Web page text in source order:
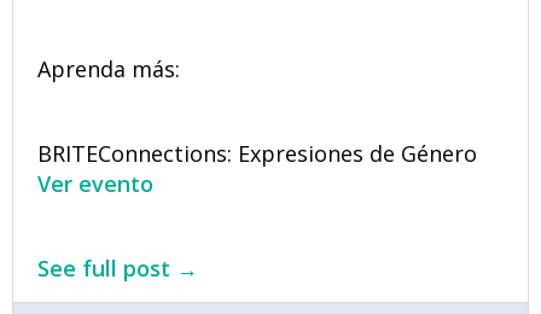
Aprenda más:
BRITEConnections: Expresiones de Género
Ver evento
See full post →